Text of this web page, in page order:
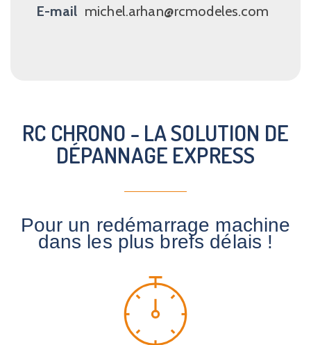
E-mail michel.arhan@rcmodeles.com
RC CHRONO - LA SOLUTION DE
DÉPANNAGE EXPRESS
Pour un redémarrage machine
dans les plus brefs délais !